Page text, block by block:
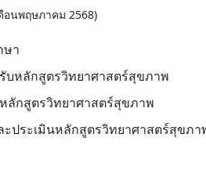
อนพฤษภาคม 2568)
ษา
บหลักสูตรวิทยาศาสตร์สุขภาพ
ลักสูตรวิทยาศาสตร์สุขภาพ
ประเมินหลักสูตรวิทยาศาสตร์สุขภา